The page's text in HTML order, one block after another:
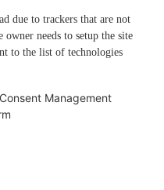
due to trackers that are not
needs to setup the site
to the list of technologies
Management